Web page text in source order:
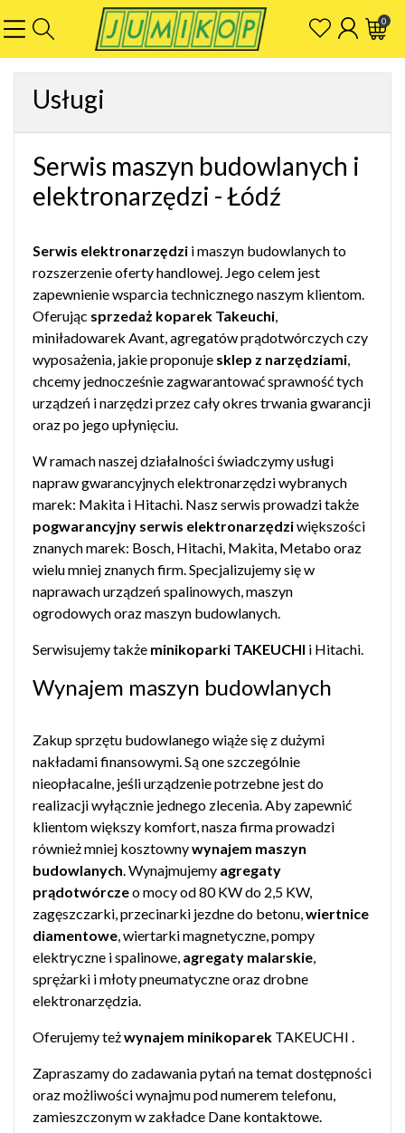
0
Usługi
Serwis maszyn budowlanych i
elektronarzędzi - Łódź
Serwis elektronarzędzi i maszyn budowlanych to
rozszerzenie oferty handlowej. Jego celem jest
zapewnienie wsparcia technicznego naszym klientom.
Oferując sprzedaż koparek Takeuchi,
miniładowarek Avant,agregatów prądotwórczychczy
wyposażenia, jakie proponuje sklep z narzędziami,
chcemy jednocześnie zagwarantować sprawność tych
urządzeń i narzędzi przez cały okres trwania gwarancji
oraz po jego upłynięciu.
W ramach naszej działalności świadczymy usługi
napraw gwarancyjnych elektronarzędzi wybranych
marek: Makita i Hitachi. Nasz serwis prowadzi także
pogwarancyjny serwis elektronarzędziwiększości
znanych marek: Bosch, Hitachi, Makita, Metabo oraz
wielu mniej znanych firm. Specjalizujemy się w
naprawach urządzeń spalinowych, maszyn
ogrodowych oraz maszyn budowlanych.
Serwisujemy także minikoparki TAKEUCHI i Hitachi.
Wynajem maszyn budowlanych
Zakup sprzętu budowlanego wiąże się z dużymi
nakładami finansowymi. Są one szczególnie
nieopłacalne, jeśli urządzenie potrzebne jest do
realizacji wyłącznie jednego zlecenia. Aby zapewnić
klientom większy komfort, nasza firma prowadzi
również mniej kosztownywynajem maszyn
budowlanych. Wynajmujemy agregaty
prądotwórczeo mocy od 80 KW do 2,5 KW,
zagęszczarki, przecinarki jezdne do betonu,wiertnice
diamentowe, wiertarki magnetyczne, pompy
elektryczne i spalinowe, agregaty malarskie,
sprężarki i młoty pneumatyczne oraz drobne
elektronarzędzia.
Oferujemy teżwynajem minikoparek TAKEUCHI .
Zapraszamy do zadawania pytań na temat dostępności
oraz możliwości wynajmu pod numerem telefonu,
zamieszczonym w zakładce Dane kontaktowe.